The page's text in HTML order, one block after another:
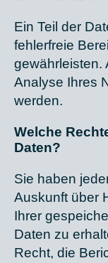
Ein Teil der
fehlerfreie
gewährleisten.
Analyse Ihres
werden.
Welche
Daten?
Sie haben
Auskunft über
Ihrer
Daten zu
Recht, die